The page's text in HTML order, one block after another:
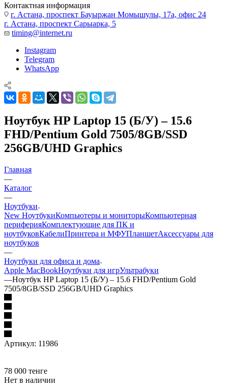
Контактная информация
г. Астана, проспект Бауыржан Момышулы, 17а, офис 24
г. Астана, проспект Сарыарка, 5
timing@internet.ru
Instagram
Telegram
WhatsApp
Ноутбук HP Laptop 15 (Б/У) – 15.6
FHD/Pentium Gold 7505/8GB/SSD
256GB/UHD Graphics
Главная
—
Каталог
—
Ноутбуки
New НоутбукиКомпьютеры и мониторыКомпьютерная
периферияКомплектующие для ПК и
ноутбуковКабелиПринтера и МФУПланшетАксессуары для
ноутбуков
—
Ноутбуки для офиса и дома
Apple MacBookНоутбуки для игрУльтрабуки
—Ноутбук HP Laptop 15 (Б/У) – 15.6 FHD/Pentium Gold
7505/8GB/SSD 256GB/UHD Graphics
Артикул: 11986
78 000 тенге
Нет в наличии